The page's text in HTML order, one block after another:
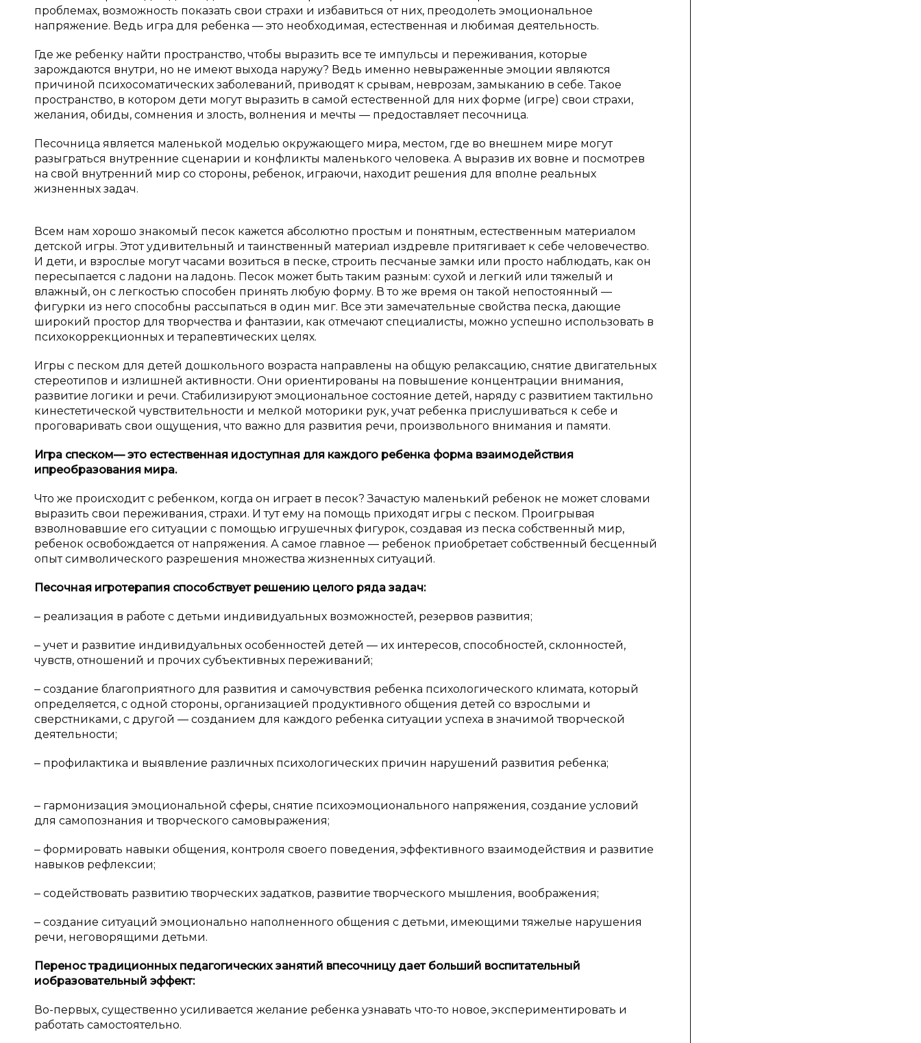
проблемах, возможность показать свои страхи и избавиться от них, преодолеть эмоциональное
напряжение. Ведь игра для ребенка — это необходимая, естественная и любимая деятельность.
Где же ребенку найти пространство, чтобы выразить все те импульсы и переживания, которые
зарождаются внутри, но не имеют выхода наружу? Ведь именно невыраженные эмоции являются
причиной психосоматических заболеваний, приводят к срывам, неврозам, замыканию в себе. Такое
пространство, в котором дети могут выразить в самой естественной для них форме (игре) свои страхи,
желания, обиды, сомнения и злость, волнения и мечты — предоставляет песочница.
Песочница является маленькой моделью окружающего мира, местом, где во внешнем мире могут
разыграться внутренние сценарии и конфликты маленького человека. А выразив их вовне и посмотрев
на свой внутренний мир со стороны, ребенок, играючи, находит решения для вполне реальных
жизненных задач.
Всем нам хорошо знакомый песок кажется абсолютно простым и понятным, естественным материалом
детской игры. Этот удивительный и таинственный материал издревле притягивает к себе человечество.
И дети, и взрослые могут часами возиться в песке, строить песчаные замки или просто наблюдать, как он
пересыпается с ладони на ладонь. Песок может быть таким разным: сухой и легкий или тяжелый и
влажный, он с легкостью способен принять любую форму. В то же время он такой непостоянный —
фигурки из него способны рассыпаться в один миг. Все эти замечательные свойства песка, дающие
широкий простор для творчества и фантазии, как отмечают специалисты, можно успешно использовать в
психокоррекционных и терапевтических целях.
Игры с песком для детей дошкольного возраста направлены на общую релаксацию, снятие двигательных
стереотипов и излишней активности. Они ориентированы на повышение концентрации внимания,
развитие логики и речи. Стабилизируют эмоциональное состояние детей, наряду с развитием тактильно
кинестетической чувствительности и мелкой моторики рук, учат ребенка прислушиваться к себе и
проговаривать свои ощущения, что важно для развития речи, произвольного внимания и памяти.
Игра спеском— это естественная идоступная для каждого ребенка форма взаимодействия
ипреобразования мира.
Что же происходит с ребенком, когда он играет в песок? Зачастую маленький ребенок не может словами
выразить свои переживания, страхи. И тут ему на помощь приходят игры с песком. Проигрывая
взволновавшие его ситуации с помощью игрушечных фигурок, создавая из песка собственный мир,
ребенок освобождается от напряжения. А самое главное — ребенок приобретает собственный бесценный
опыт символического разрешения множества жизненных ситуаций.
Песочная игротерапия способствует решению целого ряда задач:
‒ реализация в работе с детьми индивидуальных возможностей, резервов развития;
‒ учет и развитие индивидуальных особенностей детей — их интересов, способностей, склонностей,
чувств, отношений и прочих субъективных переживаний;
‒ создание благоприятного для развития и самочувствия ребенка психологического климата, который
определяется, с одной стороны, организацией продуктивного общения детей со взрослыми и
сверстниками, с другой — созданием для каждого ребенка ситуации успеха в значимой творческой
деятельности;
‒ профилактика и выявление различных психологических причин нарушений развития ребенка;
‒ гармонизация эмоциональной сферы, снятие психоэмоционального напряжения, создание условий
для самопознания и творческого самовыражения;
‒ формировать навыки общения, контроля своего поведения, эффективного взаимодействия и развитие
навыков рефлексии;
‒ содействовать развитию творческих задатков, развитие творческого мышления, воображения;
‒ создание ситуаций эмоционально наполненного общения с детьми, имеющими тяжелые нарушения
речи, неговорящими детьми.
Перенос традиционных педагогических занятий впесочницу дает больший воспитательный
иобразовательный эффект:
Во-первых, существенно усиливается желание ребенка узнавать что-то новое, экспериментировать и
работать самостоятельно.